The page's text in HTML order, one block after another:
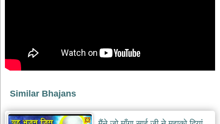
भजन
vishnu
bhajans
बाबा
नाथ
भजन
Similar Bhajans